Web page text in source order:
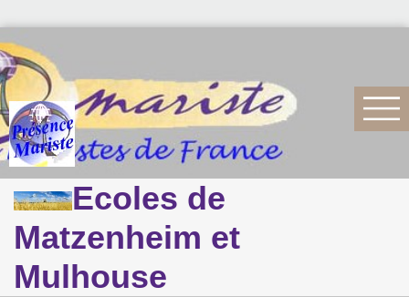
Ecoles de
Matzenheim et
Mulhouse